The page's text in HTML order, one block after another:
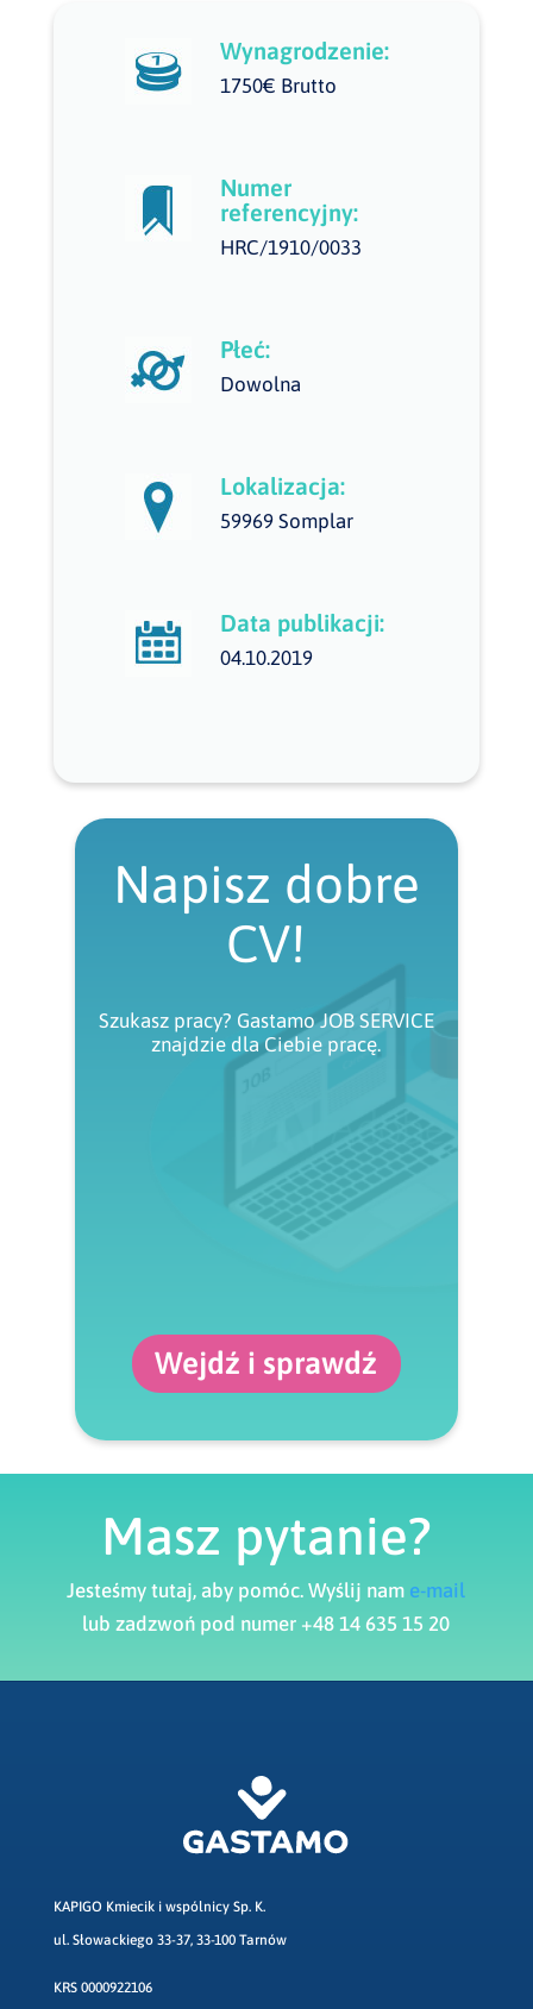
Wynagrodzenie:
1750€ Brutto
Numer
referencyjny:
HRC/1910/0033
Płeć:
Dowolna
Lokalizacja:
59969 Somplar
Data publikacji:
04.10.2019
Napisz dobre
CV!
Szukasz pracy? Gastamo JOB SERVICE
znajdzie dla Ciebie pracę.
Wejdź i sprawdź
Masz pytanie?
Jesteśmy tutaj, aby pomóc. Wyślij nam e-mail
lub zadzwoń pod numer +48 14 635 15 20
KAPIGO Kmiecik i wspólnicy Sp. K.
ul. Słowackiego 33-37, 33-100 Tarnów
KRS 0000922106